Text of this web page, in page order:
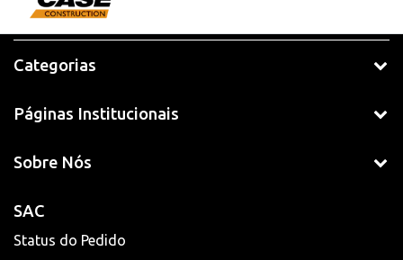
Categorias
Páginas Institucionais
Sobre Nós
SAC
Status do Pedido